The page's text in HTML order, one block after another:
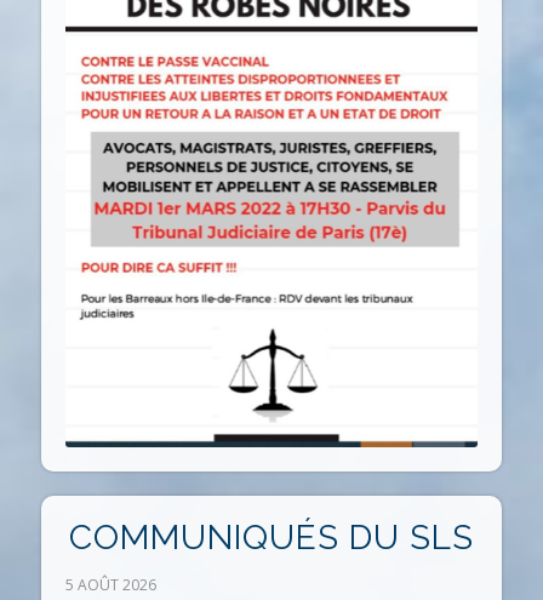
COMMUNIQUÉS DU SLS
5 AOÛT 2026